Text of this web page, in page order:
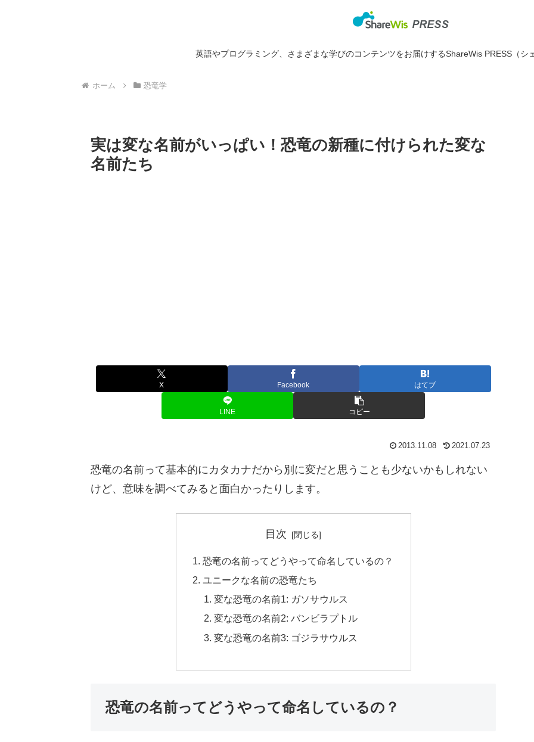
英語やプログラミング、さまざまな学びのコンテンツをお届けするShareWis PRESS（シ
ホーム 恐竜学
実は変な名前がいっぱい！恐竜の新種に付けられた変な
名前たち
X Facebook はてブ
LINE コピー
2013.11.08 2021.07.23
恐竜の名前って基本的にカタカナだから別に変だと思うことも少ないかもしれない
けど、意味を調べてみると面白かったりします。
目次
恐竜の名前ってどうやって命名しているの？
ユニークな名前の恐竜たち
変な恐竜の名前1: ガソサウルス
変な恐竜の名前2: バンビラプトル
変な恐竜の名前3: ゴジラサウルス
恐竜の名前ってどうやって命名しているの？